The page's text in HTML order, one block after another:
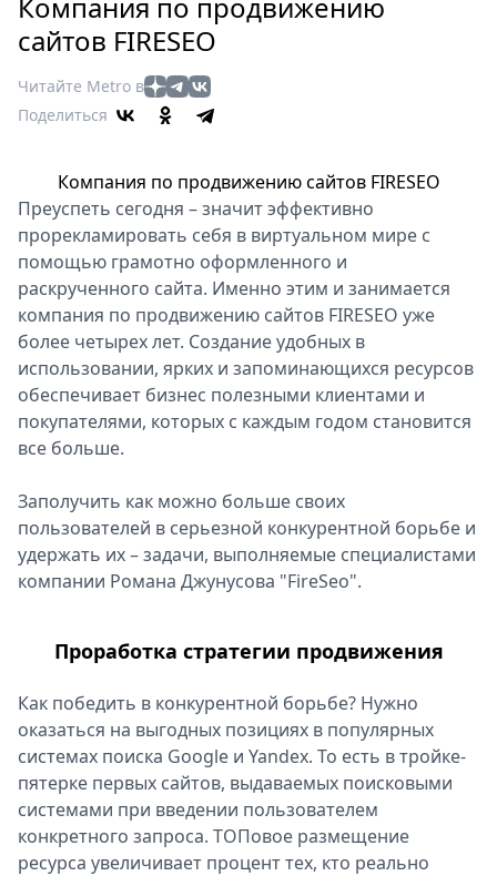
Россия
Здоровье
Еда
Мода
Театр
Кино
Афиша
Книги
Выставки
Пресс-
релизы
О
Стримы
Спецпроекты
Звезды
Выборы
Metro
сайтов FIRESEO
Читайте Metro в
Поделиться
Компания по продвижению сайтов FIRESEO
Преуспеть сегодня – значит эффективно
прорекламировать себя в виртуальном мире с
помощью грамотно оформленного и
раскрученного сайта. Именно этим и занимается
компания по продвижению сайтов FIRESEO уже
более четырех лет. Создание удобных в
использовании, ярких и запоминающихся ресурсов
обеспечивает бизнес полезными клиентами и
покупателями, которых с каждым годом становится
все больше.
Заполучить как можно больше своих
пользователей в серьезной конкурентной борьбе и
удержать их – задачи, выполняемые специалистами
компании Романа Джунусова "FireSeo".
Проработка стратегии продвижения
Как победить в конкурентной борьбе? Нужно
оказаться на выгодных позициях в популярных
системах поиска Google и Yandex. То есть в тройке-
пятерке первых сайтов, выдаваемых поисковыми
системами при введении пользователем
конкретного запроса. ТОПовое размещение
ресурса увеличивает процент тех, кто реально